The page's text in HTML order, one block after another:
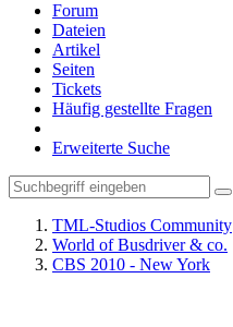
Forum
Dateien
Artikel
Seiten
Tickets
Häufig gestellte Fragen
Erweiterte Suche
TML-Studios Community
World of Busdriver & co.
CBS 2010 - New York